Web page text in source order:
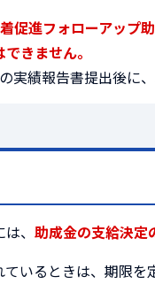
促進フォローアップ
きません。
績報告書提出後に
、 助成金の支給決定
いるときは、期限を